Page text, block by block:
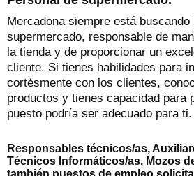
Mercadona siempre está buscando
supermercado, responsable de
la tienda y de proporcionar un
cliente. Si tienes habilidades para
cortésmente con los clientes,
productos y tienes capacidad para
puesto podría ser adecuado para ti.
Responsables técnicos/as,
Técnicos Informáticos/as, Mozos
también puestos de empleo